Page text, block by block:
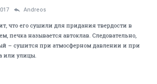
Andreos
что его сушили для придания твердости в
печка называется автоклав. Следовательно,
– сушится при атмосферном давлении и при
или улицы.